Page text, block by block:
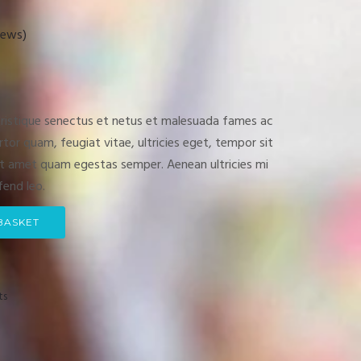
senectus et netus et malesuada fames ac
quam, feugiat vitae, ultricies eget, tempor sit
quam egestas semper. Aenean ultricies mi
leo.